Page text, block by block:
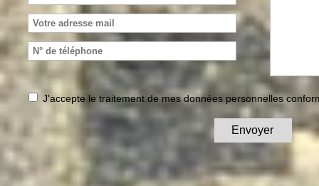
J'accepte le traitement de mes données personnelles